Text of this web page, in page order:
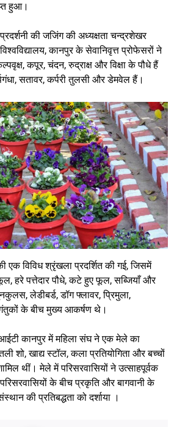
हुआ।
की जजिंग की अध्यक्षता चन्द्रशेखर
कानपुर के सेवानिवृत्त प्रोफेसरों ने
कपूर, चंदन, रुद्राक्ष और विक्षा के पौधे हैं
सतावर, कर्परी तुलसी और डेमवेल हैं।
एक विविध श्रृंखला प्रदर्शित की गई, जिसमें
हरे पत्तेदार पौधे, कटे हुए फूल, सब्जियाँ और
लेडीबर्ड, डॉग फ्लावर, प्रिमुला,
के बीच मुख्य आकर्षण थे।
कानपुर में महिला संघ ने एक मेले का
शो, खाद्य स्टॉल, कला प्रतियोगिता और बच्चों
थीं। मेले में परिसरवासियों ने उत्साहपूर्वक
के बीच प्रकृति और बागवानी के
की प्रतिबद्धता को दर्शाया ।